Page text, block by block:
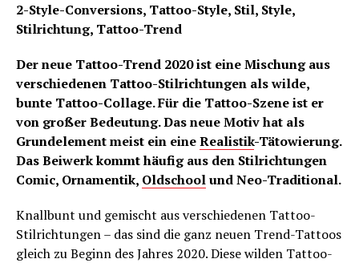
2-Style-Conversions, Tattoo-Style, Stil, Style,
Stilrichtung, Tattoo-Trend
Der neue Tattoo-Trend 2020 ist eine Mischung aus
verschiedenen Tattoo-Stilrichtungen als wilde,
bunte Tattoo-Collage. Für die Tattoo-Szene ist er
von großer Bedeutung. Das neue Motiv hat als
Grundelement meist ein eineRealistik-Tätowierung.
Das Beiwerk kommt häufig aus den Stilrichtungen
Comic, Ornamentik, Oldschoolund Neo-Traditional.
Knallbunt und gemischt aus verschiedenen Tattoo-
Stilrichtungen – das sind die ganz neuen Trend-Tattoos
gleich zu Beginn des Jahres 2020. Diese wilden Tattoo-